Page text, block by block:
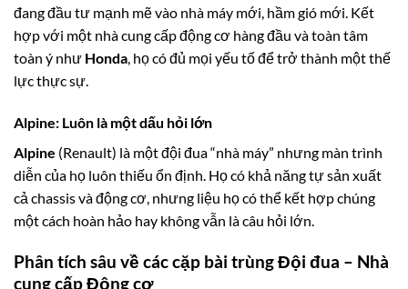
đang đầu tư mạnh mẽ vào nhà máy mới, hầm gió mới. Kết
hợp với một nhà cung cấp động cơ hàng đầu và toàn tâm
toàn ý như Honda, họ có đủ mọi yếu tố để trở thành một thế
lực thực sự.
Alpine: Luôn là một dấu hỏi lớn
Alpine (Renault) là một đội đua “nhà máy” nhưng màn trình
diễn của họ luôn thiếu ổn định. Họ có khả năng tự sản xuất
cả chassis và động cơ, nhưng liệu họ có thể kết hợp chúng
một cách hoàn hảo hay không vẫn là câu hỏi lớn.
Phân tích sâu về các cặp bài trùng Đội đua – Nhà
cung cấp Động cơ